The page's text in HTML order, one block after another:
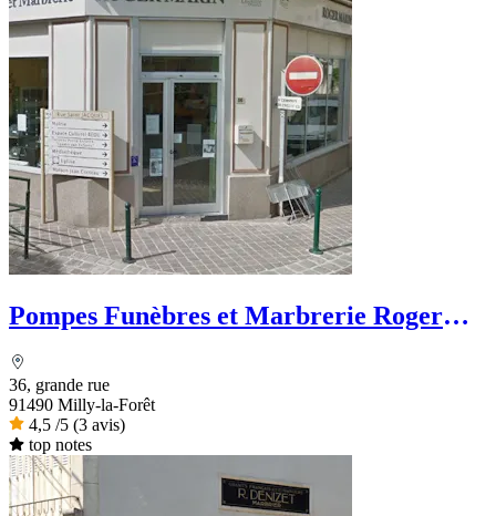
Pompes Funèbres et Marbrerie Roger
36, grande rue
91490 Milly-la-Forêt
4,5 /5 (3 avis)
top notes